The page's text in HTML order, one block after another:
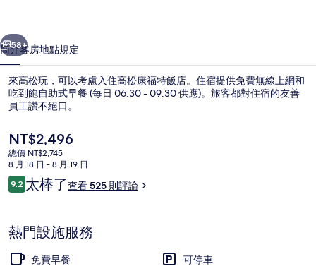
的
相
片
集
個 下一個
58+
簡介客房地點規定
來高松玩，可以考慮入住高松康福特飯店。住宿提供免費無線上網和
吃到飽自助式早餐 (每日 06:30 - 09:30 供應)。旅客都對住宿的友善
員工讚不絕口。
目
前
的
價
格
NT$2,496
總價 NT$2,745
8 月 18 日 - 8 月 19 日
評
論
9.29.2 分，滿分 10 分，
太棒了查看 525 則評論
熱門設施服務
免費早餐
可停車